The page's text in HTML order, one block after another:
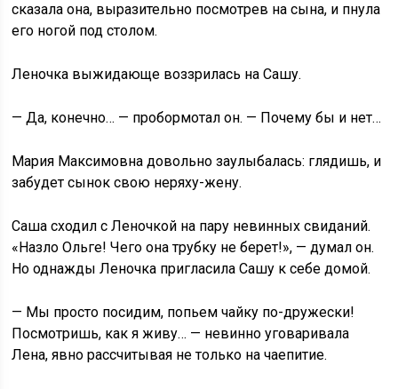
сказала она, выразительно посмотрев на сына, и пнула
его ногой под столом.
Леночка выжидающе воззрилась на Сашу.
— Да, конечно… — пробормотал он. — Почему бы и нет…
Мария Максимовна довольно заулыбалась: глядишь, и
забудет сынок свою неряху-жену.
Саша сходил с Леночкой на пару невинных свиданий.
«Назло Ольге! Чего она трубку не берет!», — думал он.
Но однажды Леночка пригласила Сашу к себе домой.
— Мы просто посидим, попьем чайку по-дружески!
Посмотришь, как я живу… — невинно уговаривала
Лена, явно рассчитывая не только на чаепитие.